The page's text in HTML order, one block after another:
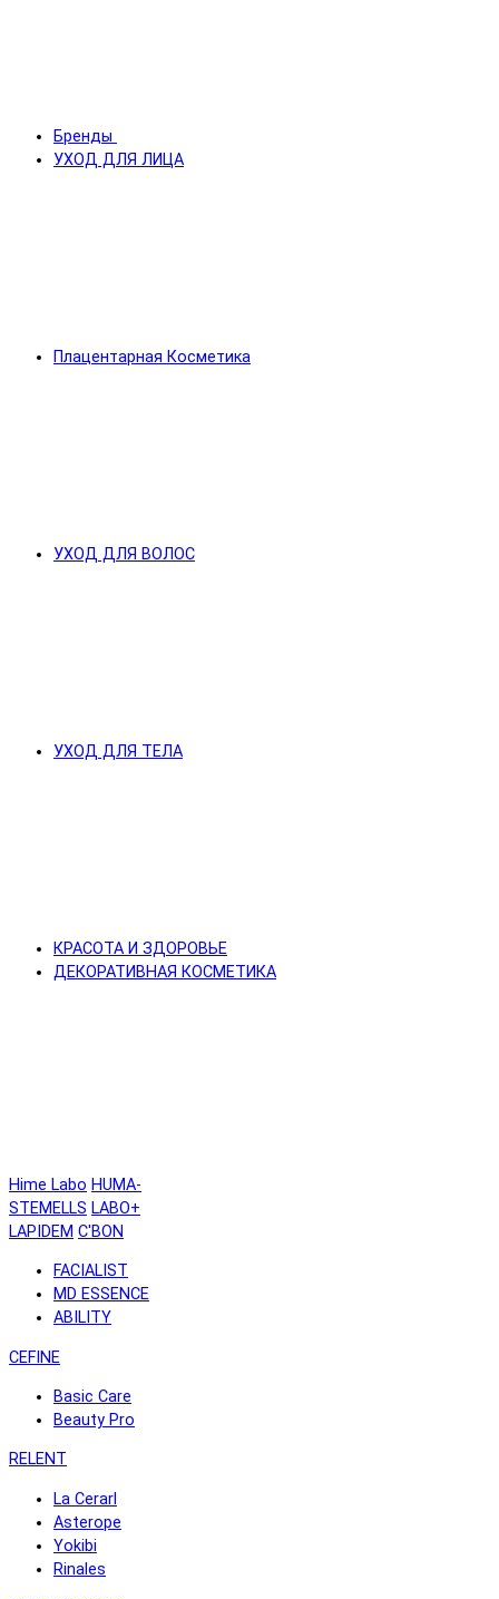
Бренды
УХОД ДЛЯ ЛИЦА
Плацентарная Косметика
УХОД ДЛЯ ВОЛОС
УХОД ДЛЯ ТЕЛА
КРАСОТА И ЗДОРОВЬЕ
ДЕКОРАТИВНАЯ КОСМЕТИКА
Hime Labo HUMA-
STEMELLS LABO+
LAPIDEM C'BON
FACIALIST
MD ESSENCE
ABILITY
CEFINE
Basic Care
Beauty Pro
RELENT
La Cerarl
Asterope
Yokibi
Rinales